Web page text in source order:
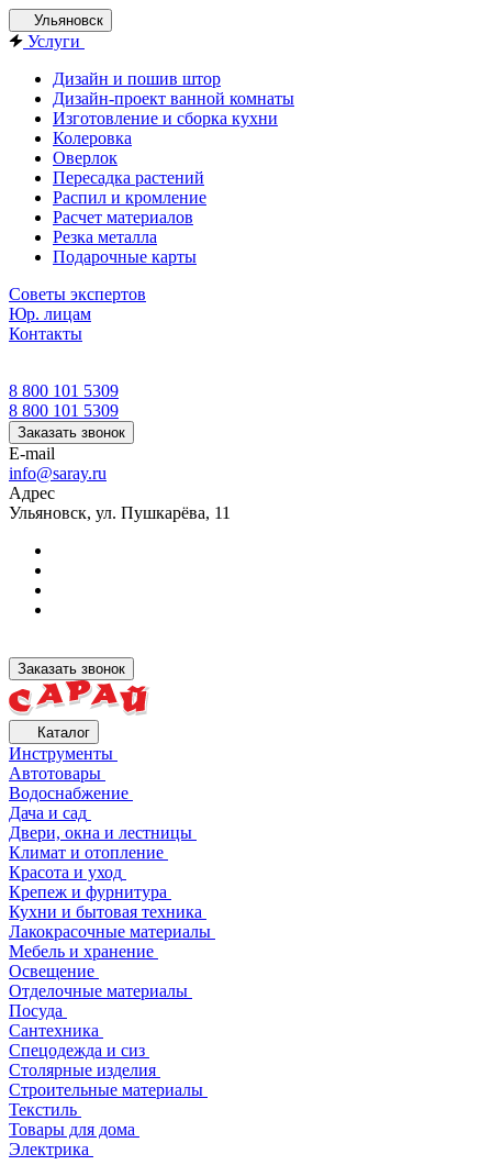
Ульяновск
Услуги
Дизайн и пошив штор
Дизайн-проект ванной комнаты
Изготовление и сборка кухни
Колеровка
Оверлок
Пересадка растений
Распил и кромление
Расчет материалов
Резка металла
Подарочные карты
Советы экспертов
Юр. лицам
Контакты
8 800 101 5309
8 800 101 5309
Заказать звонок
E-mail
info@saray.ru
Адрес
Ульяновск, ул. Пушкарёва, 11
Заказать звонок
Каталог
Инструменты
Автотовары
Водоснабжение
Дача и сад
Двери, окна и лестницы
Климат и отопление
Красота и уход
Крепеж и фурнитура
Кухни и бытовая техника
Лакокрасочные материалы
Мебель и хранение
Освещение
Отделочные материалы
Посуда
Сантехника
Спецодежда и сиз
Столярные изделия
Строительные материалы
Текстиль
Товары для дома
Электрика